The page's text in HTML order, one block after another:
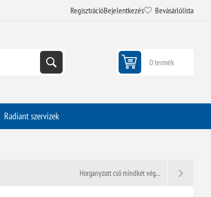
RegisztrációBejelentkezés Bevásárlólista
0 termék
Radiant szervizek
Horganyzott cső mindkét vég...